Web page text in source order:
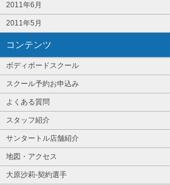
2011年6月
2011年5月
コンテンツ
ボディボードスクール
スクール予約お申込み
よくある質問
スタッフ紹介
サンタートル店舗紹介
地図・アクセス
大原沙莉-契約選手